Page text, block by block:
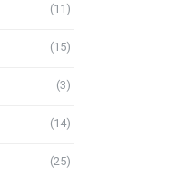
(11)
(15)
(3)
(14)
(25)